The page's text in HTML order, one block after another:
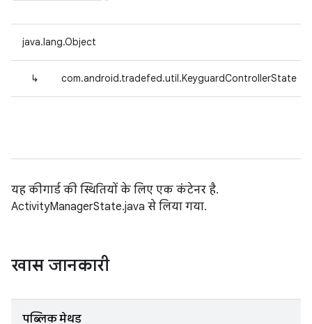
java.lang.Object
↳ com.android.tradefed.util.KeyguardControllerState
यह कीगार्ड की स्थितियों के लिए एक कंटेनर है.
ActivityManagerState.java से लिया गया.
खास जानकारी
पब्लिक मेथड